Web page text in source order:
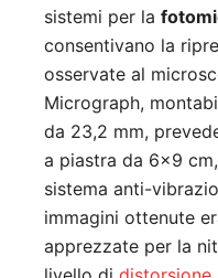
sistemi per la
consentivano la
osservate al
Micrograph,
da 23,2 mm,
a piastra da 6×9 cm,
sistema anti-
immagini ottenute
apprezzate per la